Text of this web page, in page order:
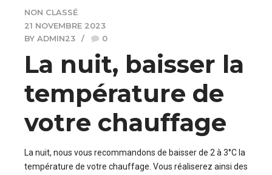
NON CLASSÉ
21 NOVEMBRE 2023
BY ADMIN23
0
La nuit, baisser la
température de
votre chauffage
La nuit, nous vous recommandons de baisser de 2 à 3°C la
température de votre chauffage. Vous réaliserez ainsi des